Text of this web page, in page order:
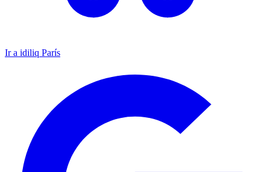
Ir a idiliq París